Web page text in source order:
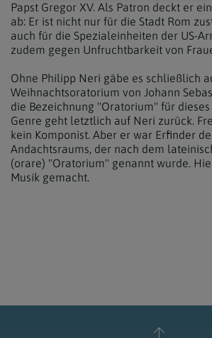
Papst Gregor XV. Als Patron deckt er
ab: Er ist nicht nur für die Stadt Rom
auch für die Spezialeinheiten der US-
zudem gegen Unfruchtbarkeit von
Ohne Philipp Neri gäbe es schließlich
Weihnachtsoratorium von Johann
die Bezeichnung "Oratorium" für
Genre geht letztlich auf Neri zurück.
kein Komponist. Aber er war Erfinder
Andachtsraums, der nach dem
(orare) "Oratorium" genannt wurde.
Musik gemacht.